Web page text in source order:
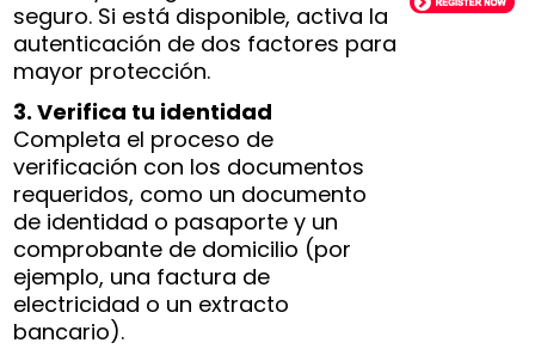
seguro. Si está disponible, activa la
autenticación de dos factores para
mayor protección.
3. Verifica tu identidad
Completa el proceso de
verificación con los documentos
requeridos, como un documento
de identidad o pasaporte y un
comprobante de domicilio (por
ejemplo, una factura de
electricidad o un extracto
bancario).